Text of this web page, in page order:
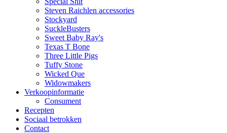
Steven Raichlen accessories
Stockyard
SuckleBusters
Sweet Baby Ray's
Texas T Bone
Three Little Pigs
Tuffy Stone
Wicked Que
Widowmakers
Verkoopinformatie
Consument
Recepten
Sociaal betrokken
Contact